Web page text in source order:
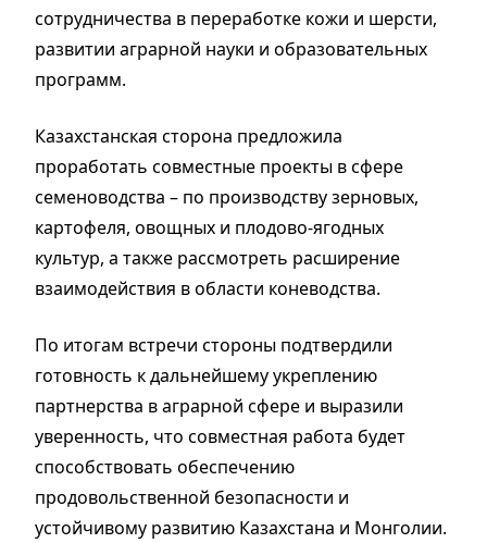
сотрудничества в переработке кожи и шерсти,
развитии аграрной науки и образовательных
программ.
Казахстанская сторона предложила
проработать совместные проекты в сфере
семеноводства – по производству зерновых,
картофеля, овощных и плодово-ягодных
культур, а также рассмотреть расширение
взаимодействия в области коневодства.
По итогам встречи стороны подтвердили
готовность к дальнейшему укреплению
партнерства в аграрной сфере и выразили
уверенность, что совместная работа будет
способствовать обеспечению
продовольственной безопасности и
устойчивому развитию Казахстана и Монголии.